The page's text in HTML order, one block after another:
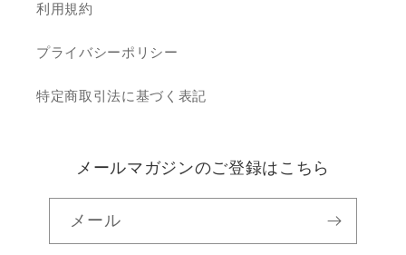
利用規約
プライバシーポリシー
特定商取引法に基づく表記
メールマガジンのご登録はこちら
メール